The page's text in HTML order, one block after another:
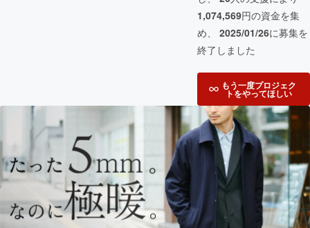
1,074,569円の資金を集
め、 2025/01/26に募集を
終了しました
もう一度プロジェク
トをやってほしい